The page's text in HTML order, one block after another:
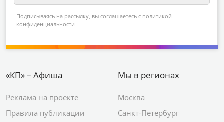
Подписываясь на рассылку, вы соглашаетесь с политикой
конфиденциальности
«КП» – Афиша
Реклама на проекте
Правила публикации
Мы в регионах
Москва
Санкт-Петербург